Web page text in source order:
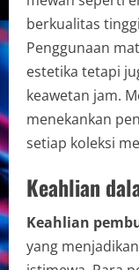
berkualitas
Penggunaan
estetika tetapi
keawetan jam.
menekankan
setiap koleksi
Keahlian
Keahlian
yang